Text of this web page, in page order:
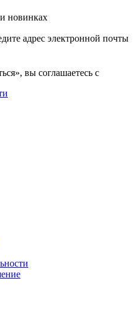
новинках
адрес электронной почты
вы соглашаетесь с